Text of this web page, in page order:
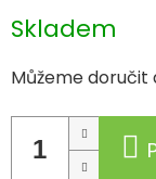
Měrná
cena:
Skladem
Můžeme doručit